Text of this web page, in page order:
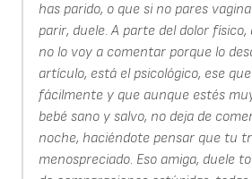
has parido, o que si no pares
parir, duele. A parte del dolor
no lo voy a comentar porque lo
artículo, está el psicológico, ese
fácilmente y que aunque estés
bebé sano y salvo, no deja de
noche, haciéndote pensar que tu
menospreciado. Eso amiga, duele